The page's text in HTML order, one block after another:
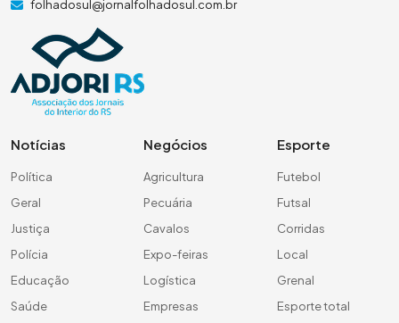
folhadosul@jornalfolhadosul.com.br
Notícias
Política
Geral
Justiça
Polícia
Educação
Saúde
Negócios
Agricultura
Pecuária
Cavalos
Expo-feiras
Logística
Empresas
Esporte
Futebol
Futsal
Corridas
Local
Grenal
Esporte total